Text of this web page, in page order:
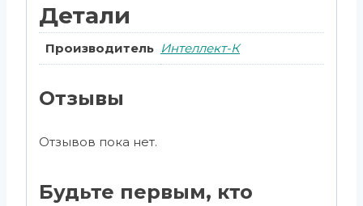
Детали
Производитель Интеллект-К
Отзывы
Отзывов пока нет.
Будьте первым, кто